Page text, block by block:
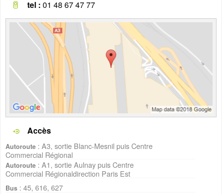
tel : 01 48 67 47 77
Accès
Autoroute : A3, sortie Blanc-Mesnil puis Centre
Commercial Régional
Autoroute : A1, sortie Aulnay puis Centre
Commercial Régionaldirection Paris Est
Bus : 45, 616, 627